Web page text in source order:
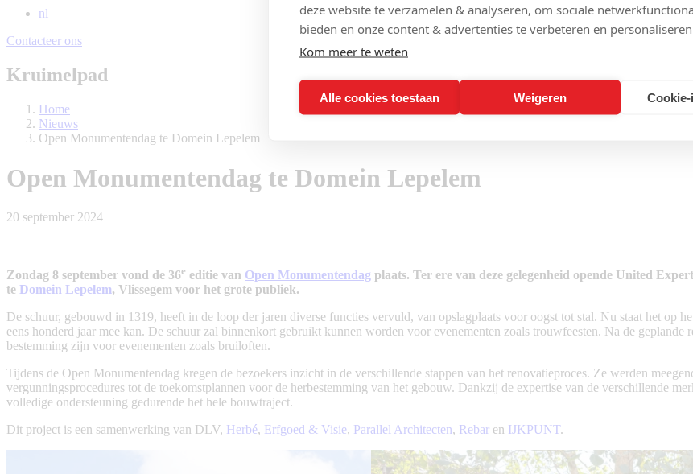
nl
Contacteer ons
Kruimelpad
Home
Nieuws
Open Monumentendag te Domein Lepelem
Open Monumentendag te Domein Lepelem
20 september 2024
Zondag 8 september vond de 36e editie van Open Monumentendag plaats. Ter ere van deze gelegenheid opende United
te Domein Lepelem, Vlissegem voor het grote publiek.
De schuur, gebouwd in 1319, heeft in de loop der jaren diverse functies vervuld, van opslagplaats voor oogst tot stal. Nu staat het op
eens honderd jaar mee kan. De schuur zal binnenkort gebruikt kunnen worden voor evenementen zoals trouwfeesten. Na de geplande
bestemming zijn voor evenementen zoals bruiloften.
Tijdens de Open Monumentendag kregen de bezoekers inzicht in de verschillende stappen van het renovatieproces. Ze werden
vergunningsprocedures tot de toekomstplannen voor de herbestemming van het gebouw. Dankzij de expertise van de verschillende
volledige ondersteuning gedurende het hele bouwtraject.
Dit project is een samenwerking van DLV, Herbé, Erfgoed & Visie, Parallel Architecten, Rebar en IJKPUNT.
deze website te verzamelen & analyseren, om sociale
bieden en onze content & advertenties te verbeteren en
Kom meer te weten
Alle cookies toestaan Weigeren